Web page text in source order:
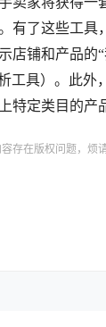
有了这些工具
店铺和产品的
工具）。此
特定类目的产
存在版权问题，烦